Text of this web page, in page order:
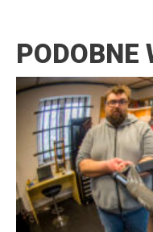
PODOBNE